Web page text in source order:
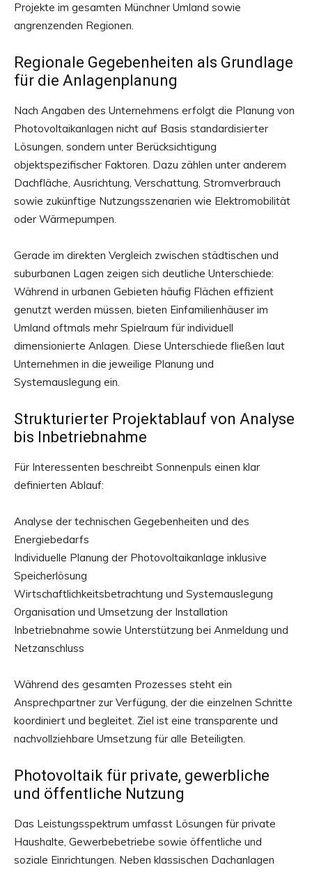
Projekte im gesamten Münchner Umland sowie
angrenzenden Regionen.
Regionale Gegebenheiten als Grundlage
für die Anlagenplanung
Nach Angaben des Unternehmens erfolgt die Planung von
Photovoltaikanlagen nicht auf Basis standardisierter
Lösungen, sondern unter Berücksichtigung
objektspezifischer Faktoren. Dazu zählen unter anderem
Dachfläche, Ausrichtung, Verschattung, Stromverbrauch
sowie zukünftige Nutzungsszenarien wie Elektromobilität
oder Wärmepumpen.
Gerade im direkten Vergleich zwischen städtischen und
suburbanen Lagen zeigen sich deutliche Unterschiede:
Während in urbanen Gebieten häufig Flächen effizient
genutzt werden müssen, bieten Einfamilienhäuser im
Umland oftmals mehr Spielraum für individuell
dimensionierte Anlagen. Diese Unterschiede fließen laut
Unternehmen in die jeweilige Planung und
Systemauslegung ein.
Strukturierter Projektablauf von Analyse
bis Inbetriebnahme
Für Interessenten beschreibt Sonnenpuls einen klar
definierten Ablauf:
Analyse der technischen Gegebenheiten und des
Energiebedarfs
Individuelle Planung der Photovoltaikanlage inklusive
Speicherlösung
Wirtschaftlichkeitsbetrachtung und Systemauslegung
Organisation und Umsetzung der Installation
Inbetriebnahme sowie Unterstützung bei Anmeldung und
Netzanschluss
Während des gesamten Prozesses steht ein
Ansprechpartner zur Verfügung, der die einzelnen Schritte
koordiniert und begleitet. Ziel ist eine transparente und
nachvollziehbare Umsetzung für alle Beteiligten.
Photovoltaik für private, gewerbliche
und öffentliche Nutzung
Das Leistungsspektrum umfasst Lösungen für private
Haushalte, Gewerbebetriebe sowie öffentliche und
soziale Einrichtungen. Neben klassischen Dachanlagen